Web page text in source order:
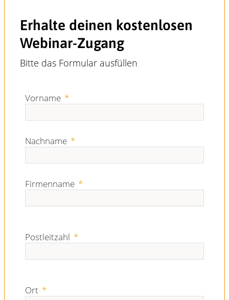
Er­hal­te dei­nen kos­ten­lo­sen
Web­i­nar-Zu­gang
Bitte das Formular ausfüllen
Vorname
Nachname
Firmenname
Postleitzahl
Ort